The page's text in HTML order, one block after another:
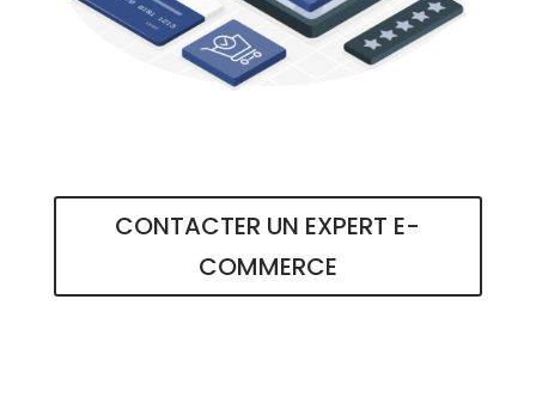
CONTACTER UN EXPERT E-
COMMERCE